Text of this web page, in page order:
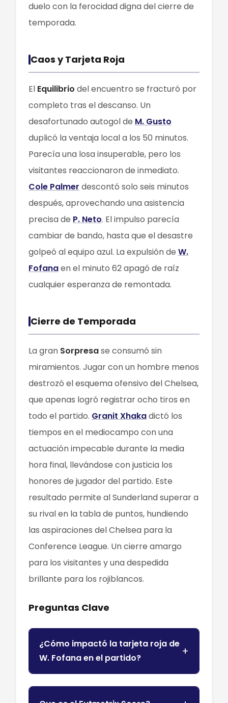
duelo con la ferocidad digna del cierre de
temporada.
Caos y Tarjeta Roja
El Equilibrio del encuentro se fracturó por
completo tras el descanso. Un
desafortunado autogol de M. Gusto
duplicó la ventaja local a los 50 minutos.
Parecía una losa insuperable, pero los
visitantes reaccionaron de inmediato.
Cole Palmer descontó solo seis minutos
después, aprovechando una asistencia
precisa de P. Neto. El impulso parecía
cambiar de bando, hasta que el desastre
golpeó al equipo azul. La expulsión de W.
Fofanaen el minuto 62 apagó de raíz
cualquier esperanza de remontada.
Cierre de Temporada
La gran Sorpresase consumó sin
miramientos. Jugar con un hombre menos
destrozó el esquema ofensivo del Chelsea,
que apenas logró registrar ocho tiros en
todo el partido. Granit Xhakadictó los
tiempos en el mediocampo con una
actuación impecable durante la media
hora final, llevándose con justicia los
honores de jugador del partido. Este
resultado permite al Sunderland superar a
su rival en la tabla de puntos, hundiendo
las aspiraciones del Chelsea para la
Conference League. Un cierre amargo
para los visitantes y una despedida
brillante para los rojiblancos.
Preguntas Clave
¿Cómo impactó la tarjeta roja de
W. Fofana en el partido?